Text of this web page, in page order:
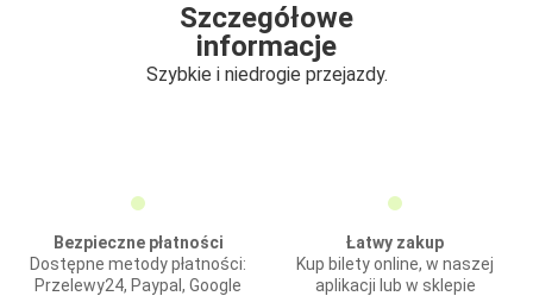
Szczegółowe
informacje
Szybkie i niedrogie przejazdy.
Bezpieczne płatności
Dostępne metody płatności:
Przelewy24, Paypal, Google
Łatwy zakup
Kup bilety online, w naszej
aplikacji lub w sklepie